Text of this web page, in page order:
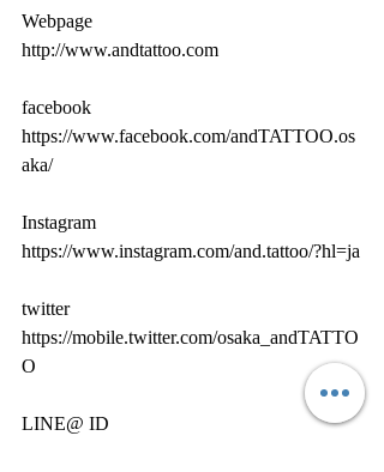
Webpage
http://www.andtattoo.com
facebook
https://www.facebook.com/andTATTOO.os
aka/
Instagram
https://www.instagram.com/and.tattoo/?hl=ja
twitter
https://mobile.twitter.com/osaka_andTATTO
O
LINE@ ID